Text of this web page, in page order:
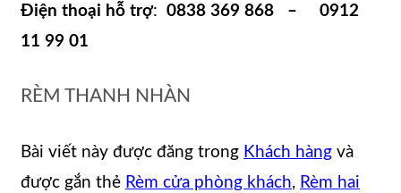
Điện thoại hỗ trợ: 0838 369 868 – 0912
11 99 01
RÈM THANH NHÀN
Bài viết này được đăng trong Khách hàng và
được gắn thẻ Rèm cửa phòng khách, Rèm hai